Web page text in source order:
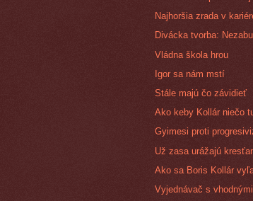
Najhoršia zrada v
Divácka tvorba:
Vládna škola hrou
Igor sa nám mstí
Stále majú čo závidieť
Ako keby Kollár niečo
Gyimesi proti
Už zasa urážajú
Ako sa Boris Kollár
Vyjednávač s